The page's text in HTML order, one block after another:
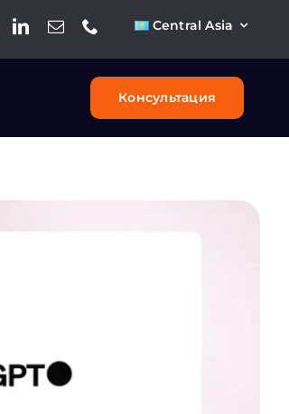
Central Asia
Консультация